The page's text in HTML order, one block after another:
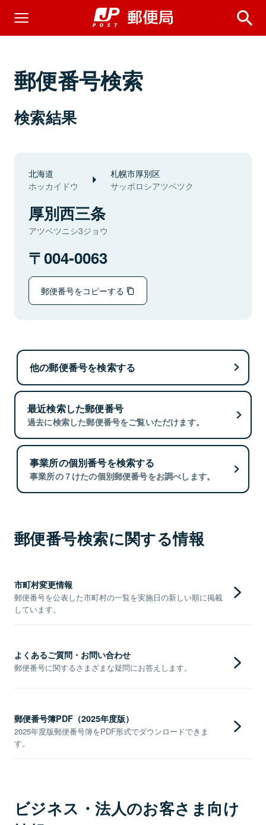
郵便番号検索
検索結果
北海道
ホッカイドウ
札幌市厚別区
サッポロシアツベツク
厚別西三条
アツベツニシ3ジョウ
004-0063
郵便番号をコピーする
他の郵便番号を検索する
最近検索した郵便番号
過去に検索した郵便番号をご覧いただけます。
事業所の個別番号を検索する
事業所の７けたの個別郵便番号をお調べします。
郵便番号検索に関する情報
市町村変更情報
郵便番号を公表した市町村の一覧を実施日の新しい順に掲載
しています。
よくあるご質問・お問い合わせ
郵便番号に関するさまざまな疑問にお答えします。
郵便番号簿PDF（2025年度版）
2025年度版郵便番号簿をPDF形式でダウンロードできま
す。
ビジネス・法人のお客さま向け